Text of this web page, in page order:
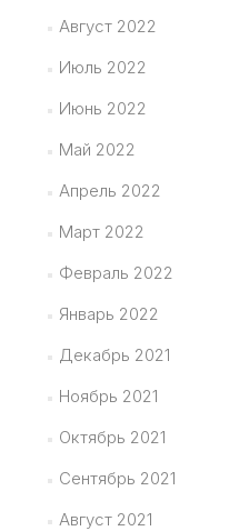
Август 2022
Июль 2022
Июнь 2022
Май 2022
Апрель 2022
Март 2022
Февраль 2022
Январь 2022
Декабрь 2021
Ноябрь 2021
Октябрь 2021
Сентябрь 2021
Август 2021